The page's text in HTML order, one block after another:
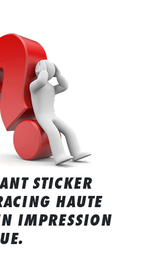
STICKER
HAUTE
IMPRESSION